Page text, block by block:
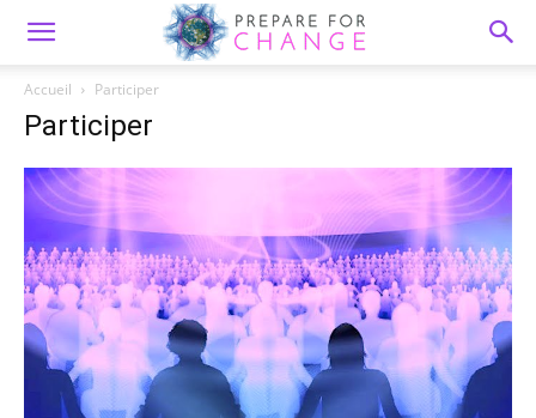
Accueil Participer
Participer